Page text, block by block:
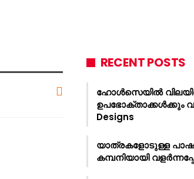
RECENT POSTS
ഹോൾസെയിൽ വിലയിൽ
ഉപഭോക്താക്കൾക്കും
Designs
യാത്രകളോടുള്ള
കമ്പനിയായി